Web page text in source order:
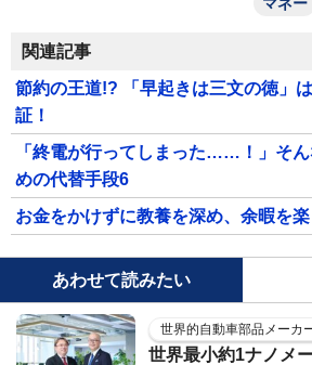
関連記事
節約の王道!? 「早起きは三文の徳」
証！
「終電が行ってしまった……！」そ
めの代替手段6
お金をかけずに教養を深め、余暇を
あわせて読みたい
世界的自動車部品メーカ
世界最小約1ナノメ